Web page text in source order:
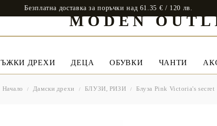
Безплатна доставка за поръчки над 61.35 € / 120 лв.
MODEN
ДРЕХИ ДЕЦА ОБУВКИ ЧАНТИ
Начало Дамски дрехи БЛУЗИ, РИЗИ Блуза Pink Victoria's secret